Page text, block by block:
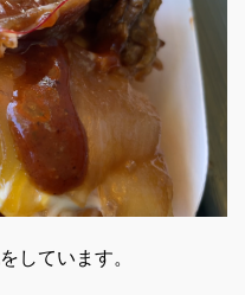
しています。